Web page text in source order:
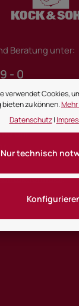
Beratung unter:
- 0
Uhr
Uhr
.
verwendet Cookies,
bieten zu können.
Datenschutz|
Nur technisch